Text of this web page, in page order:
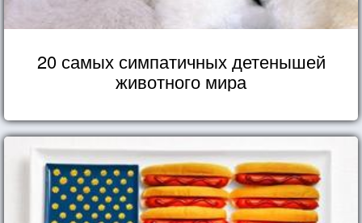
20 самых симпатичных детенышей
животного мира